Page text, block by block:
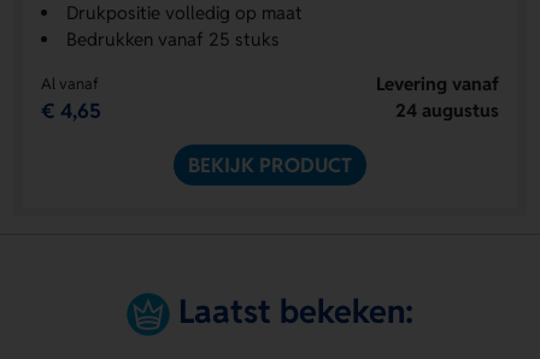
Drukpositie volledig op maat
Bedrukken vanaf 25 stuks
Al vanaf
€ 4,65
Levering vanaf
24 augustus
BEKIJK PRODUCT
Laatst bekeken: